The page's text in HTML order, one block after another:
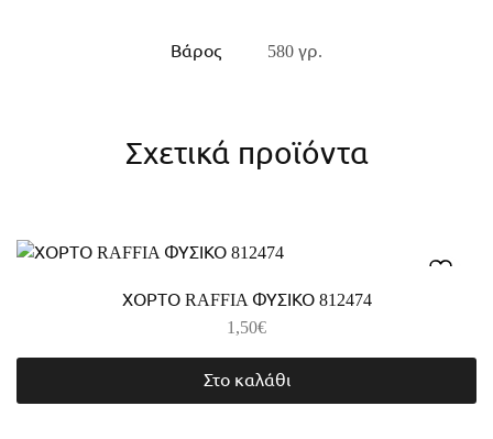
Βάρος 580 γρ.
Σχετικά προϊόντα
ΧΟΡΤΟ RAFFIA ΦΥΣΙΚΟ 812474
1,50€
Στο καλάθι